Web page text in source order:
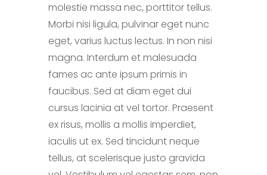
molestie massa nec, porttitor tellus.
Morbi nisi ligula, pulvinar eget nunc
eget, varius luctus lectus. In non nisi
magna. Interdum et malesuada
fames ac ante ipsum primis in
faucibus. Sed at diam eget dui
cursus lacinia at vel tortor. Praesent
ex risus, mollis a mollis imperdiet,
iaculis ut ex. Sed tincidunt neque
tellus, at scelerisque justo gravida